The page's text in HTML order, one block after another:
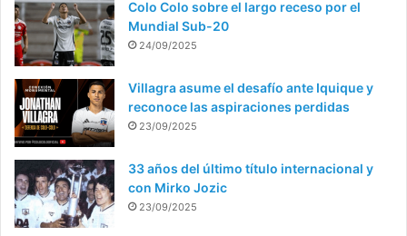
Colo Colo sobre el largo receso por el
Mundial Sub-20
24/09/2025
Villagra asume el desafío ante Iquique y
reconoce las aspiraciones perdidas
23/09/2025
33 años del último título internacional y
con Mirko Jozic
23/09/2025